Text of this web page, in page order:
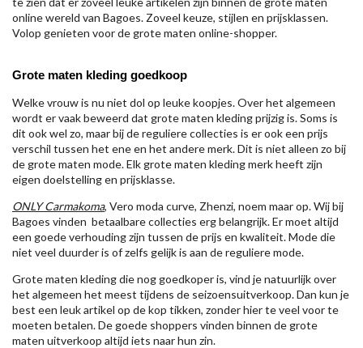
online wereld van Bagoes. Zoveel keuze, stijlen en prijsklassen.
Volop genieten voor de grote maten online-shopper.
Grote maten kleding goedkoop
Welke vrouw is nu niet dol op leuke koopjes. Over het algemeen
wordt er vaak beweerd dat grote maten kleding prijzig is. Soms is
dit ook wel zo, maar bij de reguliere collecties is er ook een prijs
verschil tussen het ene en het andere merk. Dit is niet alleen zo bij
de grote maten mode. Elk grote maten kleding merk heeft zijn
eigen doelstelling en prijsklasse.
ONLY Carmakoma, Vero moda curve, Zhenzi, noem maar op. Wij bij
Bagoes vinden betaalbare collecties erg belangrijk. Er moet altijd
een goede verhouding zijn tussen de prijs en kwaliteit. Mode die
niet veel duurder is of zelfs gelijk is aan de reguliere mode.
Grote maten kleding die nog goedkoper is, vind je natuurlijk over
het algemeen het meest tijdens de seizoensuitverkoop. Dan kun je
best een leuk artikel op de kop tikken, zonder hier te veel voor te
moeten betalen. De goede shoppers vinden binnen de grote
maten uitverkoop altijd iets naar hun zin.